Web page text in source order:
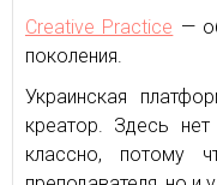
Creative Practice —
поколения.
Украинская
креатор. Здесь
классно, потому